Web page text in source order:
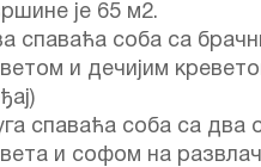
је 65 м2.
спаваћа соба са
и дечијим
спаваћа соба са два
и софом на